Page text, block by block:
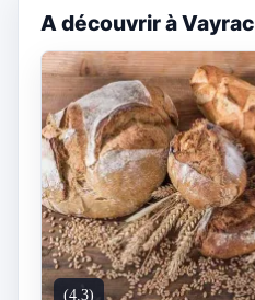
A découvrir à Vayrac
(4.3)